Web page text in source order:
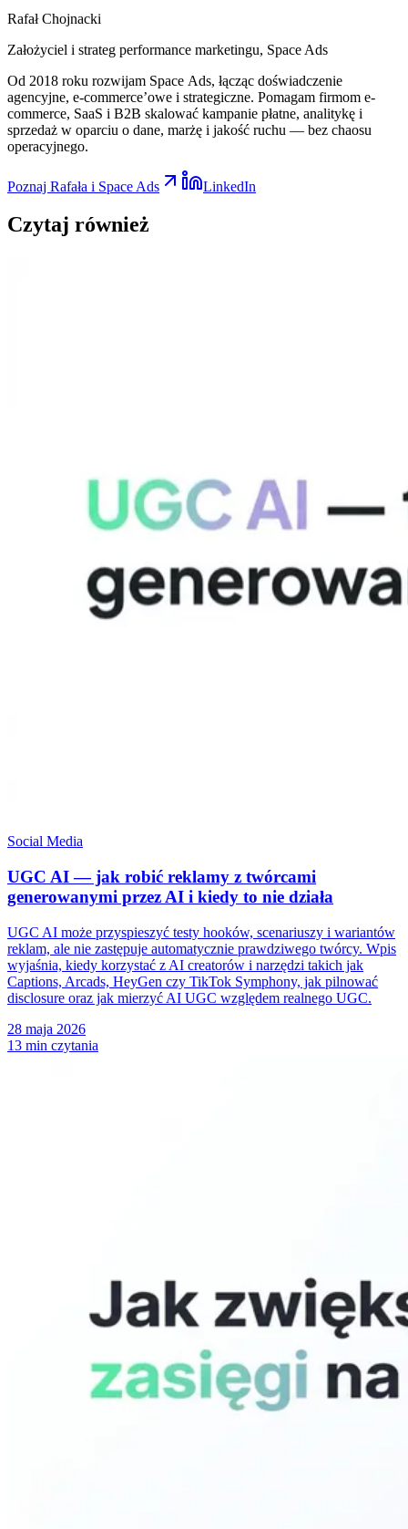
Rafał Chojnacki
Założyciel i strateg performance marketingu, Space Ads
Od 2018 roku rozwijam Space Ads, łącząc doświadczenie
agencyjne, e-commerce’owe i strategiczne. Pomagam firmom e-
commerce, SaaS i B2B skalować kampanie płatne, analitykę i
sprzedaż w oparciu o dane, marżę i jakość ruchu — bez chaosu
operacyjnego.
Poznaj Rafała i Space Ads LinkedIn
Czytaj również
Social Media
UGC AI — jak robić reklamy z twórcami
generowanymi przez AI i kiedy to nie działa
UGC AI może przyspieszyć testy hooków, scenariuszy i wariantów
reklam, ale nie zastępuje automatycznie prawdziwego twórcy. Wpis
wyjaśnia, kiedy korzystać z AI creatorów i narzędzi takich jak
Captions, Arcads, HeyGen czy TikTok Symphony, jak pilnować
disclosure oraz jak mierzyć AI UGC względem realnego UGC.
28 maja 2026
13 min czytania